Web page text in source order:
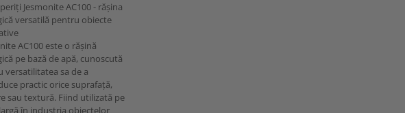
Jesmonite AC100 - rășina
versatilă pentru obiecte
AC100 este o rășină
pe bază de apă, cunoscută
versatilitatea sa de a
practic orice suprafață,
sau textură. Fiind utilizată pe
în industria obiectelor